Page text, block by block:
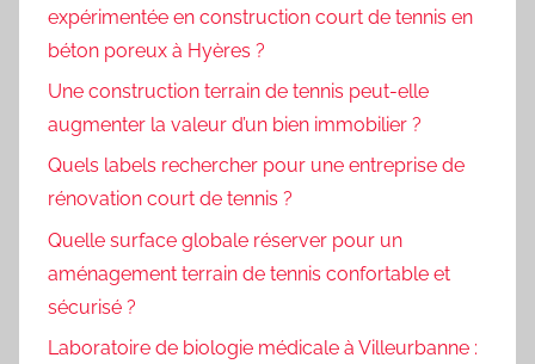
expérimentée en construction court de tennis en
béton poreux à Hyères ?
Une construction terrain de tennis peut-elle
augmenter la valeur d’un bien immobilier ?
Quels labels rechercher pour une entreprise de
rénovation court de tennis ?
Quelle surface globale réserver pour un
aménagement terrain de tennis confortable et
sécurisé ?
Laboratoire de biologie médicale à Villeurbanne :